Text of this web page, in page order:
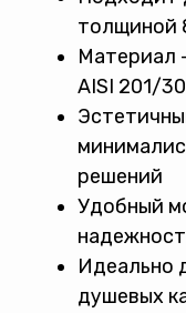
толщиной
Материал
AISI 201/
решений
Удобный
Идеально
душевых